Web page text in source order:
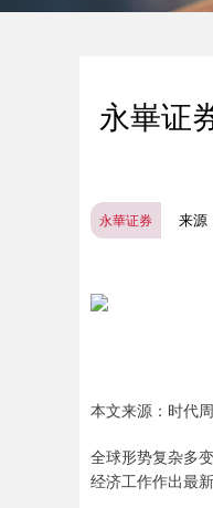
永崋证
永華证券 来源
本文来源：时代
全球形势复杂多
经济工作作出最新